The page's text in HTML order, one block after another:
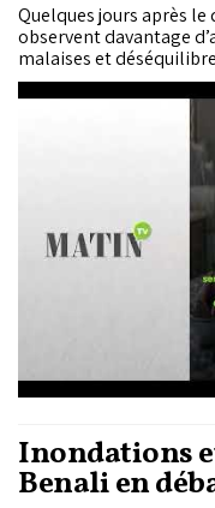
Quelques jours après
observent davantage
malaises et
une épreuve pour les
diabète ou
professionnels de
d’hypoglycémie,
traitements mal adaptés.
Inondations
Benali en